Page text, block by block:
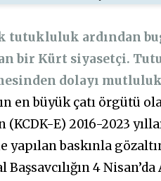
tutukluluk ardından
bir Kürt siyasetçi.
dolayı
en büyük çatı örgütü
E) 2016-2023
yapılan baskınla
4